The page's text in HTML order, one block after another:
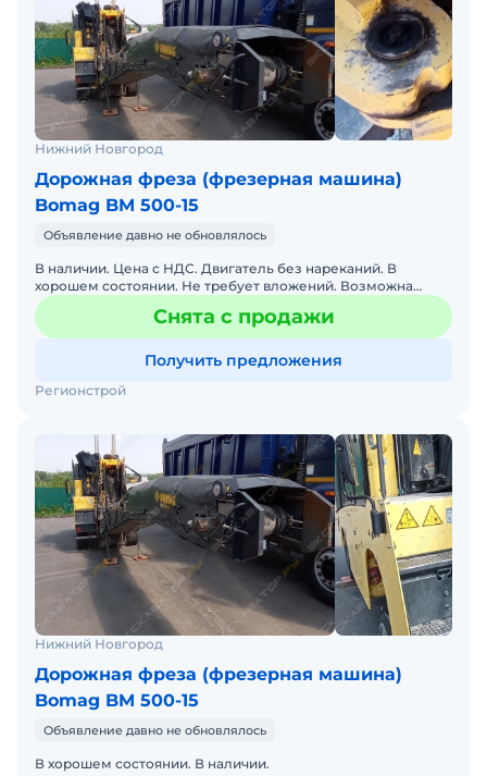
Нижний Новгород
Дорожная фреза (фрезерная машина)
Bomag BM 500-15
Объявление давно не обновлялось
В наличии. Цена с НДС. Двигатель без нареканий. В
хорошем состоянии. Не требует вложений. Возможна
продажа в лизинг. Готова к эксплуатации. Рассрочка
платежа.
Снята с продажи
Получить предложения
Регионстрой
Нижний Новгород
Дорожная фреза (фрезерная машина)
Bomag BM 500-15
Объявление давно не обновлялось
В хорошем состоянии. В наличии.